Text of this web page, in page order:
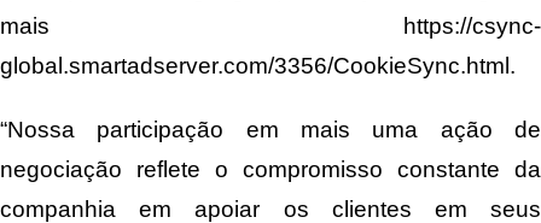
mais https://csync-
global.smartadserver.com/3356/CookieSync.html.
“Nossa participação em mais uma ação de
negociação reflete o compromisso constante da
companhia em apoiar os clientes em seus